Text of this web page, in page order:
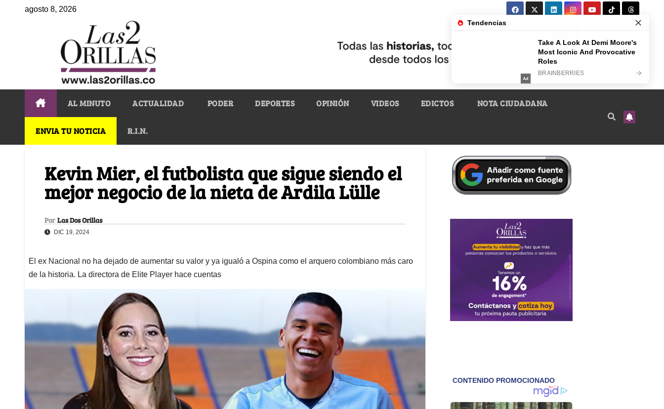
agosto 8, 2026
AL MINUTO ACTUALIDAD PODER DEPORTES OPINIÓN VIDEOS EDICTOS NOTA CIUDADANA
ENVIA TU NOTICIA R.I.N.
Kevin Mier, el futbolista que sigue siendo el
mejor negocio de la nieta de Ardila Lülle
Por Las Dos Orillas
DIC 19, 2024
El ex Nacional no ha dejado de aumentar su valor y ya igualó a Ospina como el arquero colombiano más caro
de la historia. La directora de Elite Player hace cuentas